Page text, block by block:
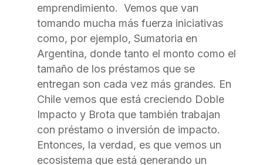
emprendimiento. Vemos que van
tomando mucha más fuerza iniciativas
como, por ejemplo, Sumatoria en
Argentina, donde tanto el monto como el
tamaño de los préstamos que se
entregan son cada vez más grandes. En
Chile vemos que está creciendo Doble
Impacto y Brota que también trabajan
con préstamo o inversión de impacto.
Entonces, la verdad, es que vemos un
ecosistema que está generando un